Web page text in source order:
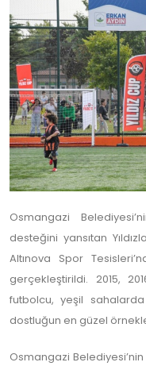
Osmangazi
desteğini yansıtan
Altınova Spor
gerçekleştirildi. 2015,
futbolcu, yeşil
dostluğun en güzel
Osmangazi